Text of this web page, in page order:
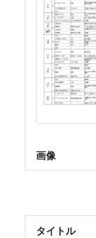
画像
タイトル